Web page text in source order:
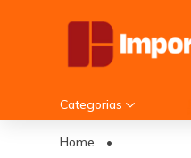
Categorias
Home
•